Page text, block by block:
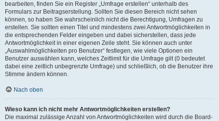
bearbeiten, finden Sie ein Register „Umfrage erstellen“ unterhalb des
Formulars zur Beitragserstellung. Sollten Sie diesen Bereich nicht sehen
können, so haben Sie wahrscheinlich nicht die Berechtigung, Umfragen zu
erstellen. Sie sollten einen Titel und mindestens zwei Antwortmöglichkeiten in
die entsprechenden Felder eingeben und dabei sicherstellen, dass jede
Antwortmöglichkeit in einer eigenen Zeile steht. Sie können auch unter
„Auswahlmöglichkeiten pro Benutzer“ festlegen, wie viele Optionen ein
Benutzer auswählen kann, welches Zeitlimit für die Umfrage gilt (0 bedeutet
dabei eine zeitlich unbegrenzte Umfrage) und schließlich, ob die Benutzer ihre
Stimme ändern können.
Nach oben
Wieso kann ich nicht mehr Antwortmöglichkeiten erstellen?
Die maximal zulässige Anzahl von Antwortmöglichkeiten wird durch die Board-